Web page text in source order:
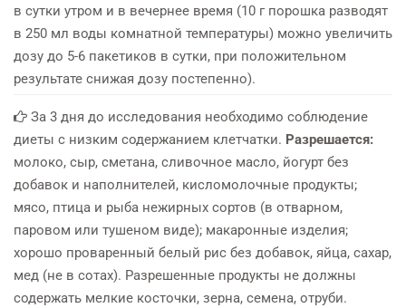
в сутки утром и в вечернее время (10 г порошка разводят
в 250 мл воды комнатной температуры) можно увеличить
дозу до 5-6 пакетиков в сутки, при положительном
результате снижая дозу постепенно).
За 3 дня до исследования необходимо соблюдение
диеты с низким содержанием клетчатки. Разрешается:
молоко, сыр, сметана, сливочное масло, йогурт без
добавок и наполнителей, кисломолочные продукты;
мясо, птица и рыба нежирных сортов (в отварном,
паровом или тушеном виде); макаронные изделия;
хорошо проваренный белый рис без добавок, яйца, сахар,
мед (не в сотах). Разрешенные продукты не должны
содержать мелкие косточки, зерна, семена, отруби.